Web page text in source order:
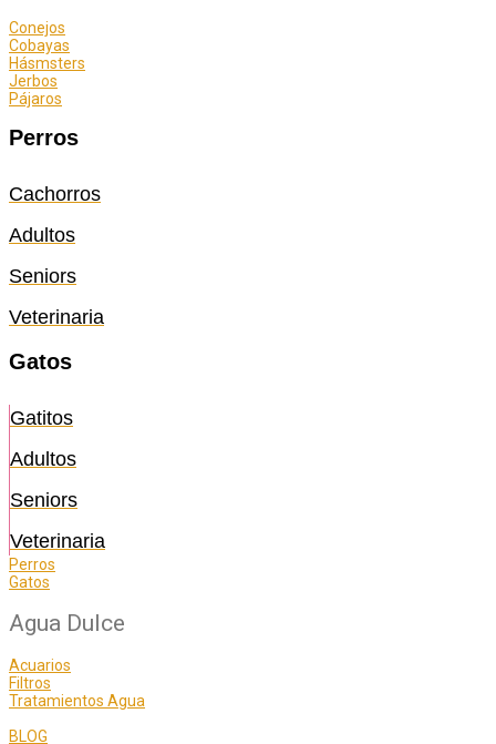
Conejos
Cobayas
Hásmsters
Jerbos
Pájaros
Perros
Cachorros
Adultos
Seniors
Veterinaria
Gatos
Gatitos
Adultos
Seniors
Veterinaria
Perros
Gatos
Agua Dulce
Acuarios
Filtros
Tratamientos Agua
BLOG